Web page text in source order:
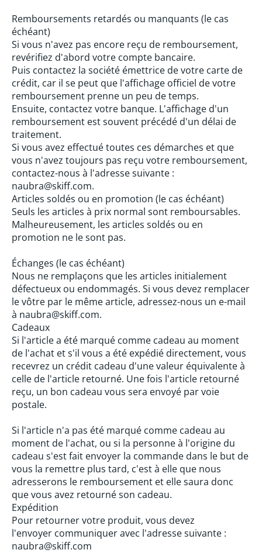
Remboursements retardés ou manquants (le cas
échéant)
Si vous n'avez pas encore reçu de remboursement,
revérifiez d'abord votre compte bancaire.
Puis contactez la société émettrice de votre carte de
crédit, car il se peut que l'affichage officiel de votre
remboursement prenne un peu de temps.
Ensuite, contactez votre banque. L'affichage d'un
remboursement est souvent précédé d'un délai de
traitement.
Si vous avez effectué toutes ces démarches et que
vous n'avez toujours pas reçu votre remboursement,
contactez-nous à l'adresse suivante :
naubra@skiff.com.
Articles soldés ou en promotion (le cas échéant)
Seuls les articles à prix normal sont remboursables.
Malheureusement, les articles soldés ou en
promotion ne le sont pas.
Échanges (le cas échéant)
Nous ne remplaçons que les articles initialement
défectueux ou endommagés. Si vous devez remplacer
le vôtre par le même article, adressez-nous un e-mail
à naubra@skiff.com.
Cadeaux
Si l'article a été marqué comme cadeau au moment
de l'achat et s'il vous a été expédié directement, vous
recevrez un crédit cadeau d'une valeur équivalente à
celle de l'article retourné. Une fois l'article retourné
reçu, un bon cadeau vous sera envoyé par voie
postale.
Si l'article n'a pas été marqué comme cadeau au
moment de l'achat, ou si la personne à l'origine du
cadeau s'est fait envoyer la commande dans le but de
vous la remettre plus tard, c'est à elle que nous
adresserons le remboursement et elle saura donc
que vous avez retourné son cadeau.
Expédition
Pour retourner votre produit, vous devez
l'envoyer communiquer avec l'adresse suivante :
naubra@skiff.com